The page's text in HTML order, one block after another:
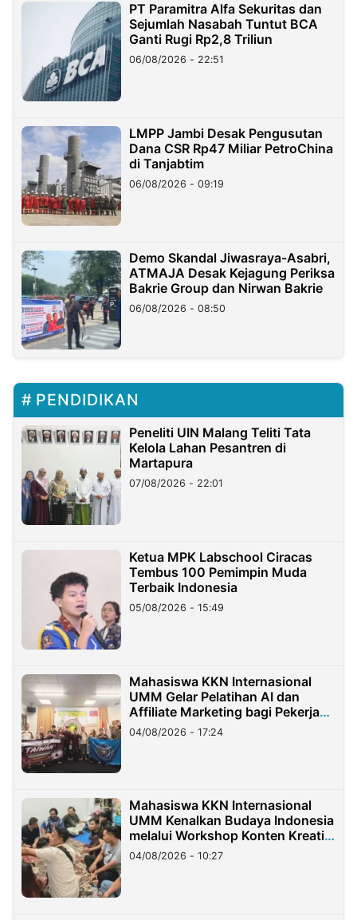
PT Paramitra Alfa Sekuritas dan
Sejumlah Nasabah Tuntut BCA
Ganti Rugi Rp2,8 Triliun
06/08/2026 - 22:51
LMPP Jambi Desak Pengusutan
Dana CSR Rp47 Miliar PetroChina
di Tanjabtim
06/08/2026 - 09:19
Demo Skandal Jiwasraya-Asabri,
ATMAJA Desak Kejagung Periksa
Bakrie Group dan Nirwan Bakrie
06/08/2026 - 08:50
PENDIDIKAN
Peneliti UIN Malang Teliti Tata
Kelola Lahan Pesantren di
Martapura
07/08/2026 - 22:01
Ketua MPK Labschool Ciracas
Tembus 100 Pemimpin Muda
Terbaik Indonesia
05/08/2026 - 15:49
Mahasiswa KKN Internasional
UMM Gelar Pelatihan AI dan
Affiliate Marketing bagi Pekerja
Migran Indonesia di Taiwan
04/08/2026 - 17:24
Mahasiswa KKN Internasional
UMM Kenalkan Budaya Indonesia
melalui Workshop Konten Kreatif
di Taiwan
04/08/2026 - 10:27